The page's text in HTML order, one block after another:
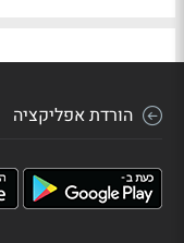
הורדת אפליקציה